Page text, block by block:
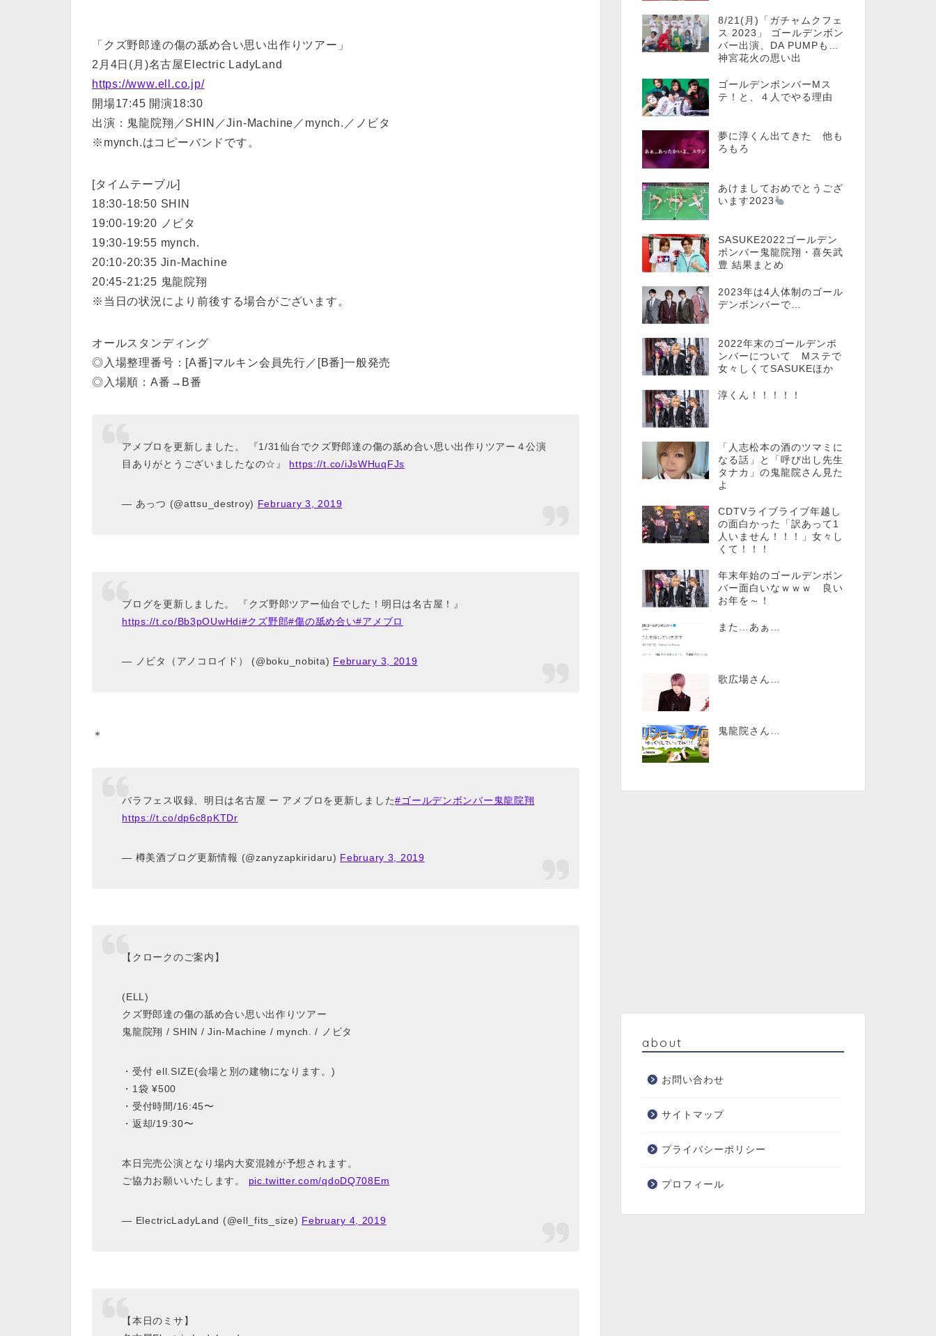
「クズ野郎達の傷の舐め合い思い出作りツアー」
2月4日(月)名古屋Electric LadyLand
https://www.ell.co.jp/
開場17:45 開演18:30
出演：鬼龍院翔／SHIN／Jin-Machine／mynch.／ノビタ
※mynch.はコピーバンドです。
[タイムテーブル]
18:30-18:50 SHIN
19:00-19:20 ノビタ
19:30-19:55 mynch.
20:10-20:35 Jin-Machine
20:45-21:25 鬼龍院翔
※当日の状況により前後する場合がございます。
オールスタンディング
◎入場整理番号：[A番]マルキン会員先行／[B番]一般発売
◎入場順：A番→B番
アメブロを更新しました。 『1/31仙台でクズ野郎達の傷の舐め合い思い出作りツアー４公演
目ありがとうございましたなの☆』 https://t.co/iJsWHuqFJs
— あっつ (@attsu_destroy) February 3, 2019
ブログを更新しました。 『クズ野郎ツアー仙台でした！明日は名古屋！』
https://t.co/Bb3pOUwHdi#クズ野郎#傷の舐め合い#アメブロ
— ノビタ（アノコロイド） (@boku_nobita) February 3, 2019
＊
バラフェス収録、明日は名古屋 ー アメブロを更新しました#ゴールデンボンバー鬼龍院翔
https://t.co/dp6c8pKTDr
— 樽美酒ブログ更新情報 (@zanyzapkiridaru) February 3, 2019
【クロークのご案内】
(ELL)
クズ野郎達の傷の舐め合い思い出作りツアー
鬼龍院翔 / SHIN / Jin-Machine / mynch. / ノビタ
・受付 ell.SIZE(会場と別の建物になります。)
・1袋 ¥500
・受付時間/16:45〜
・返却/19:30〜
本日完売公演となり場内大変混雑が予想されます。
ご協力お願いいたします。 pic.twitter.com/qdoDQ708Em
— ElectricLadyLand (@ell_fits_size) February 4, 2019
【本日のミサ】
8/21(月)「ガチャムクフェ
ス 2023」 ゴールデンボン
バー出演、DA PUMPも…
神宮花火の思い出
ゴールデンボンバーMス
テ！と、４人でやる理由
夢に淳くん出てきた 他も
ろもろ
あけましておめでとうござ
います2023
SASUKE2022ゴールデン
ボンバー鬼龍院翔・喜矢武
豊 結果まとめ
2023年は4人体制のゴール
デンボンバーで…
2022年末のゴールデンボ
ンバーについて Mステで
女々しくてSASUKEほか
淳くん！！！！！
「人志松本の酒のツマミに
なる話」と「呼び出し先生
タナカ」の鬼龍院さん見た
よ
CDTVライブライブ年越し
の面白かった「訳あって1
人いません！！！」女々し
くて！！！
年末年始のゴールデンボン
バー面白いなｗｗｗ 良い
お年を～！
また…あぁ…
歌広場さん…
鬼龍院さん…
about
お問い合わせ
サイトマップ
プライバシーポリシー
プロフィール